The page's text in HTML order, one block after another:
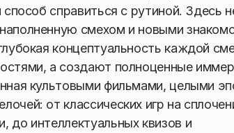
справиться с рутиной. Здесь
смехом и новыми
концептуальность каждой
а создают полноценные
культовыми фильмами, целыми
от классических игр на
интеллектуальных квизов и